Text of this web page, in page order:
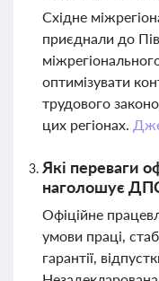
Східне
приєднали до
оптимізувати
трудового
цих регіонах.
Які переваги
наголошує
Офіційне
умови праці,
гарантії,